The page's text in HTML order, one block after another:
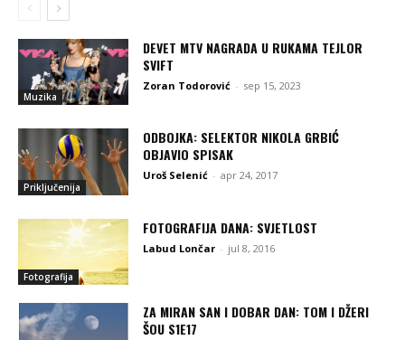
Muzika
DEVET MTV NAGRADA U RUKAMA TEJLOR
SVIFT
Zoran Todorović - sep 15, 2023
Priključenija
ODBOJKA: SELEKTOR NIKOLA GRBIĆ
OBJAVIO SPISAK
Uroš Selenić - apr 24, 2017
Fotografija
FOTOGRAFIJA DANA: SVJETLOST
Labud Lončar - jul 8, 2016
ZA MIRAN SAN I DOBAR DAN: TOM I DŽERI
ŠOU S1E17